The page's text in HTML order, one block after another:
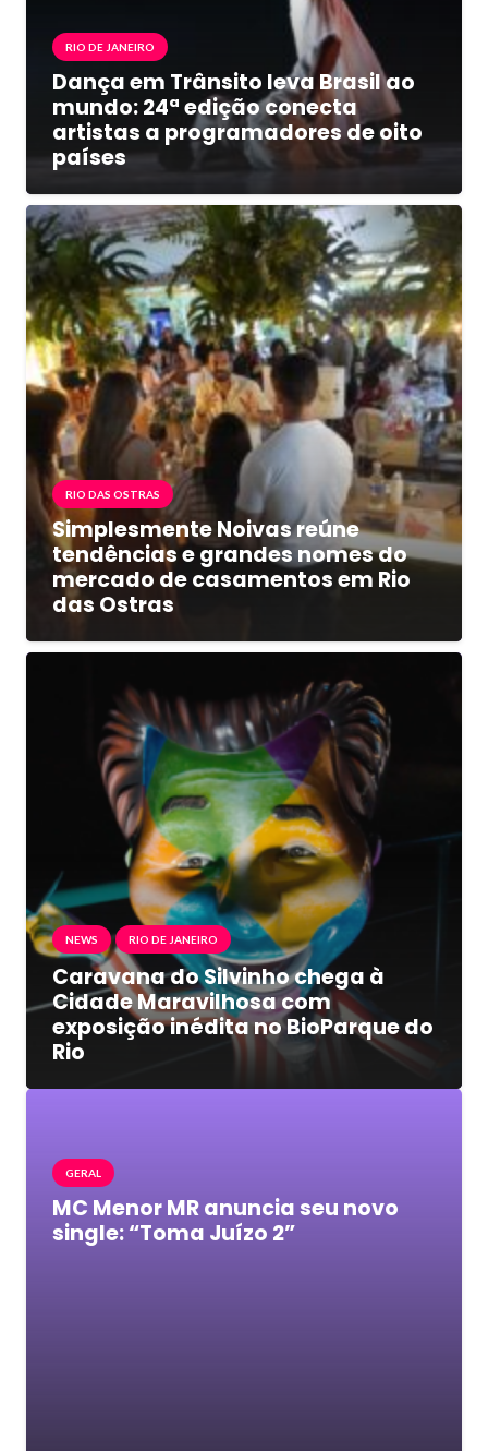
RIO DE JANEIRO
Dança em Trânsito leva Brasil ao
mundo: 24ª edição conecta
artistas a programadores de oito
países
RIO DAS OSTRAS
Simplesmente Noivas reúne
tendências e grandes nomes do
mercado de casamentos em Rio
das Ostras
NEWS RIO DE JANEIRO
Caravana do Silvinho chega à
Cidade Maravilhosa com
exposição inédita no BioParque do
Rio
GERAL
MC Menor MR anuncia seu novo
single: “Toma Juízo 2”